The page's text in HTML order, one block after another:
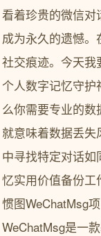
看着珍贵的微信
成为永久的遗憾
社交痕迹。今天
个人数字记忆守
么你需要专业的
就意味着数据丢
中寻找特定对话
忆实用价值备份
惯图WeChatMsg
WeChatMsg是一